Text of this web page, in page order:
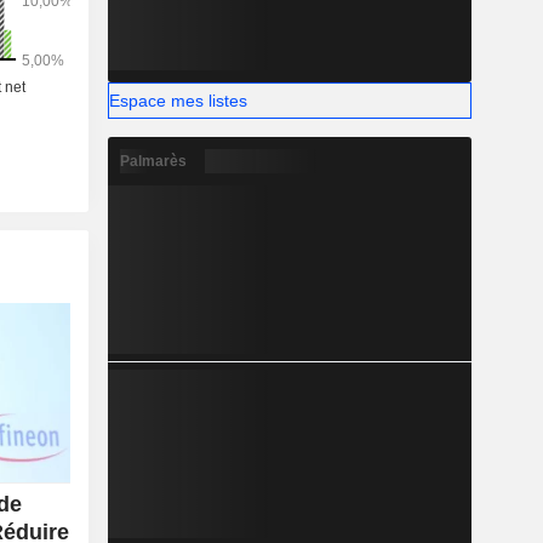
: semi-
petite,
dans la
perte, le
en
La
:
Orient-
-Taiwan
(16,7%),
Espace mes listes
Palmarès